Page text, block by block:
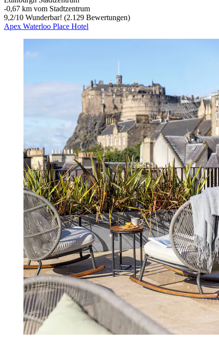
‐0,67 km vom Stadtzentrum
9,2/10 Wunderbar! (2.129 Bewertungen)
Apex Waterloo Place Hotel